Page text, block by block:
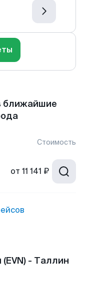
ближайшие
Стоимость
от 11 141 ₽
- Таллин